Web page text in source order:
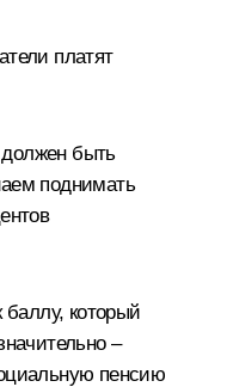
платят
быть
поднимать
который
–
пенсию